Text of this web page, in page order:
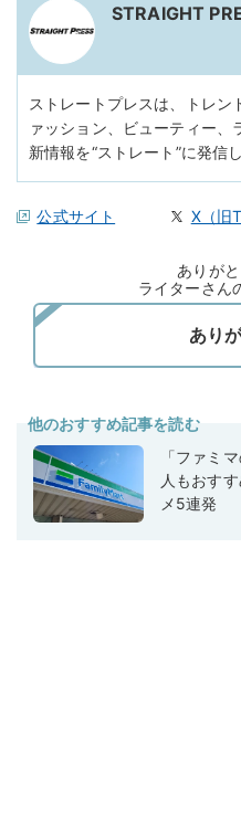
STRAIGHT
ストレートプレスは、トレン
ァッション、ビューティー
新情報を“ストレート”に発信し
公式サイト X（旧
ありが
ライターさん
他のおすすめ記事を読む
「ファミ
人もおす
メ5連発